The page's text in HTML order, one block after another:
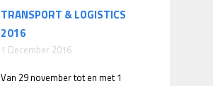
TRANSPORT & LOGISTICS
2016
1 December 2016
Van 29 november tot en met 1